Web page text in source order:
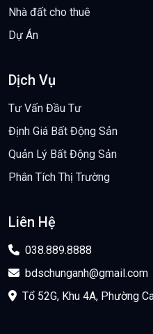
Nhà đất cho thuê
Dự Án
Dịch Vụ
Tư Vấn Đầu Tư
Định Giá Bất Động Sản
Quản Lý Bất Động Sản
Phân Tích Thị Trường
Liên Hệ
038.889.8888
bdschunganh@gmail.com
Tổ 52G, Khu 4A, Phường